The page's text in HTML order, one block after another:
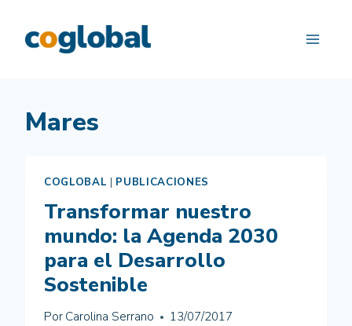
contenido
Mares
COGLOBAL | PUBLICACIONES
Transformar nuestro
mundo: la Agenda 2030
para el Desarrollo
Sostenible
Por Carolina Serrano 13/07/2017